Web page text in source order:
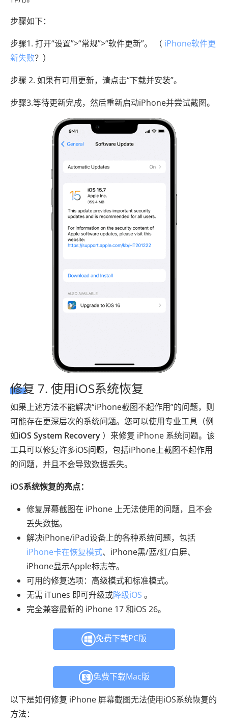
步骤如下：
步骤1. 打开“设置”>“常规”>“软件更新”。 （ iPhone软件更
新失败？）
步骤 2. 如果有可用更新，请点击“下载并安装”。
步骤3.等待更新完成，然后重新启动iPhone并尝试截图。
修复 7. 使用iOS系统恢复
如果上述方法不能解决“iPhone截图不起作用”的问题，则
可能存在更深层次的系统问题。您可以使用专业工具（例
如iOS System Recovery ）来修复 iPhone 系统问题。该
工具可以修复许多iOS问题，包括iPhone上截图不起作用
的问题，并且不会导致数据丢失。
iOS系统恢复的亮点：
修复屏幕截图在 iPhone 上无法使用的问题，且不会
丢失数据。
解决iPhone/iPad设备上的各种系统问题，包括
iPhone卡在恢复模式、iPhone黑/蓝/红/白屏、
iPhone显示Apple标志等。
可用的修复选项：高级模式和标准模式。
无需 iTunes 即可升级或降级iOS 。
完全兼容最新的 iPhone 17 和iOS 26。
免费下载PC版
免费下载Mac版
以下是如何修复 iPhone 屏幕截图无法使用iOS系统恢复的
方法：